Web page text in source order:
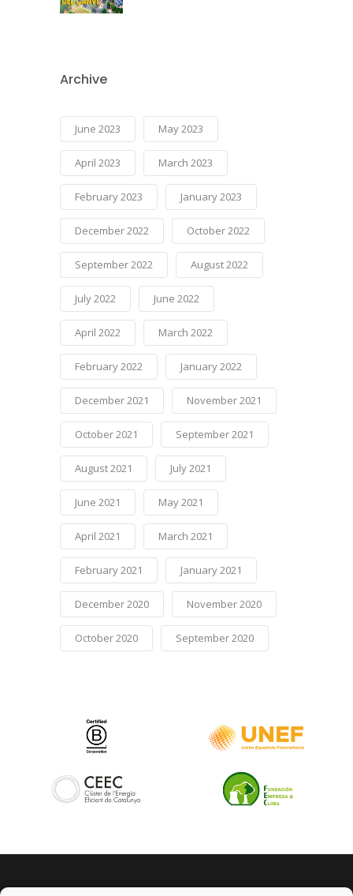
Archive
June 2023 May 2023
April 2023 March 2023
February 2023 January 2023
December 2022 October 2022
September 2022 August 2022
July 2022 June 2022
April 2022 March 2022
February 2022 January 2022
December 2021 November 2021
October 2021 September 2021
August 2021 July 2021
June 2021 May 2021
April 2021 March 2021
February 2021 January 2021
December 2020 November 2020
October 2020 September 2020